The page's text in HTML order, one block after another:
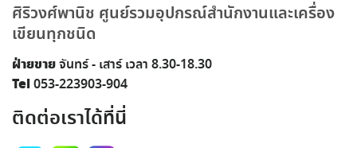
ศิริวงศ์พานิช ศูนย์รวมอุปกรณ์สำนักงานและเครื่อง
เขียนทุกชนิด
ฝ่ายขายจันทร์ - เสาร์ เวลา 8.30-18.30
Tel053-223903-904
ติดต่อเราได้ที่นี่